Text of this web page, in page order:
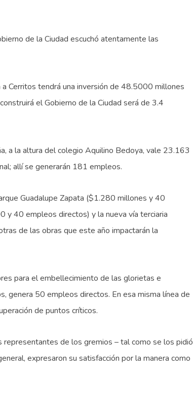
de la Ciudad escuchó atentamente las
Cerritos tendrá una inversión de 48.5000 millones
el Gobierno de la Ciudad será de 3.4
a la altura del colegio Aquilino Bedoya, vale 23.163
allí se generarán 181 empleos.
Guadalupe Zapata ($1.280 millones y 40
y 40 empleos directos) y la nueva vía terciaria
de las obras que este año impactarán la
para el embellecimiento de las glorietas e
genera 50 empleos directos. En esa misma línea de
de puntos críticos.
de los gremios – tal como se los pidió
expresaron su satisfacción por la manera como